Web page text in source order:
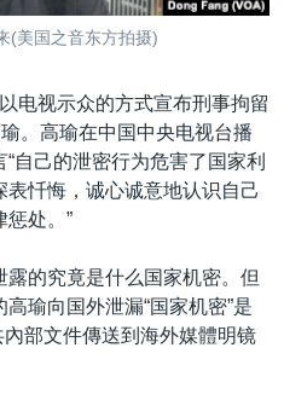
(美国之音东方拍摄)
电视示众的方式宣布刑事拘留
。高瑜在中国中央电视台播
自己的泄密行为危害了国家利
忏悔，诚心诚意地认识自己
惩处。”
的究竟是什么国家机密。但
瑜向国外泄漏“国家机密”是
部文件傳送到海外媒體明镜